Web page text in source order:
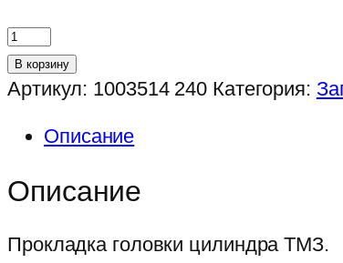
Количество
товара
Прокладка
цилиндра
В корзину
Артикул: 1003514 240 Категория:
Описание
Описание
Прокладка головки цилиндра ТМЗ.